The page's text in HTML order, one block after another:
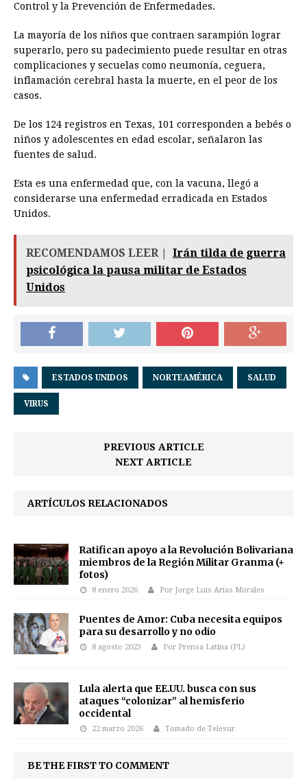
Control y la Prevención de Enfermedades.
La mayoría de los niños que contraen sarampión lograr
superarlo, pero su padecimiento puede resultar en otras
complicaciones y secuelas como neumonía, ceguera,
inflamación cerebral hasta la muerte, en el peor de los
casos.
De los 124 registros en Texas, 101 corresponden a bebés o
niños y adolescentes en edad escolar, señalaron las
fuentes de salud.
Esta es una enfermedad que, con la vacuna, llegó a
considerarse una enfermedad erradicada en Estados
Unidos.
RECOMENDAMOS LEER |
Irán tilda de guerra
psicológica la pausa militar de Estados
Unidos
ESTADOS UNIDOS NORTEAMÉRICA SALUD
VIRUS
PREVIOUS ARTICLE
NEXT ARTICLE
ARTÍCULOS RELACIONADOS
Ratifican apoyo a la Revolución Bolivariana
miembros de la Región Militar Granma (+
fotos)
8 enero 2026 Por Jorge Luis Arias Morales
Puentes de Amor: Cuba necesita equipos
para su desarrollo y no odio
8 agosto 2023 Por Prensa Latina (PL)
Lula alerta que EE.UU. busca con sus
ataques “colonizar” al hemisferio
occidental
22 marzo 2026 Tomado de Telesur
BE THE FIRST TO COMMENT